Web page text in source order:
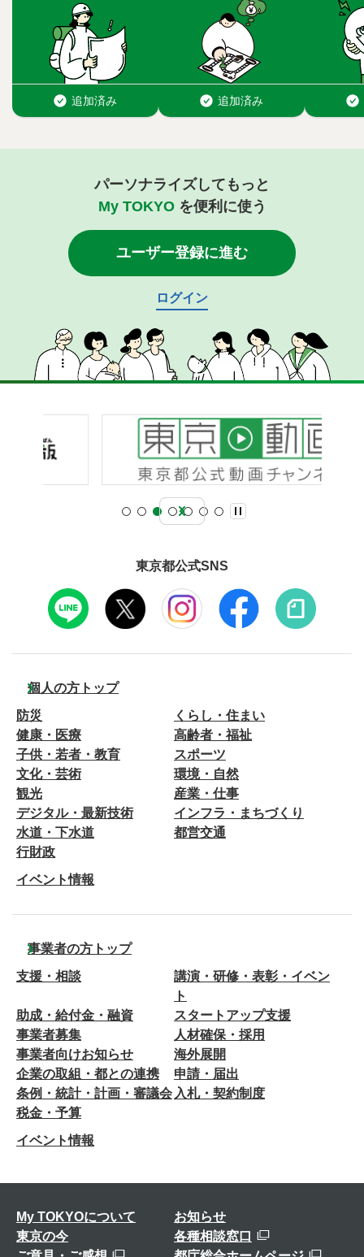
パーソナライズしてもっと
My TOKYOを便利に使う
ユーザー登録に進む
ログイン
東京都公式SNS
個人の方トップ
防災
くらし・住まい
健康・医療
高齢者・福祉
子供・若者・教育
スポーツ
文化・芸術
環境・自然
観光
産業・仕事
デジタル・最新技術
インフラ・まちづくり
水道・下水道
都営交通
行財政
イベント情報
事業者の方トップ
支援・相談
講演・研修・表彰・イベン
ト
助成・給付金・融資
スタートアップ支援
事業者募集
人材確保・採用
事業者向けお知らせ
海外展開
企業の取組・都との連携
申請・届出
条例・統計・計画・審議会 入札・契約制度
税金・予算
イベント情報
My TOKYOについて
お知らせ
東京の今
各種相談窓口